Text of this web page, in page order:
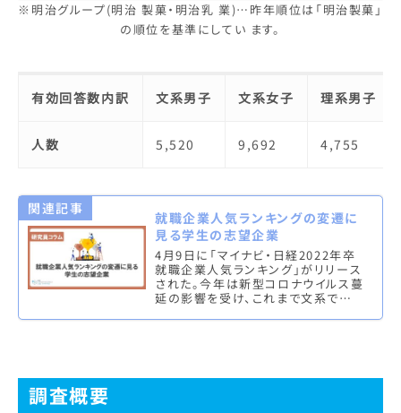
※明治グループ(明治 製菓・明治乳 業)…昨年順位は「明治製菓」
の順位を基準にしてい ます。
有効回答数内訳 文系男子 文系女子 理系男子
人数 5,520 9,692 4,755
関連記事
就職企業人気ランキングの変遷に
見る学生の志望企業
4月9日に「マイナビ・日経2022年卒
就職企業人気ランキング」がリリース
された。今年は新型コロナウイルス蔓
延の影響を受け、これまで文系では
調査概要